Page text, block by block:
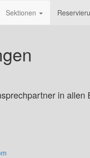
Sektionen
in allen